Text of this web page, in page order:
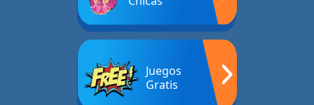
Juegos
Gratis